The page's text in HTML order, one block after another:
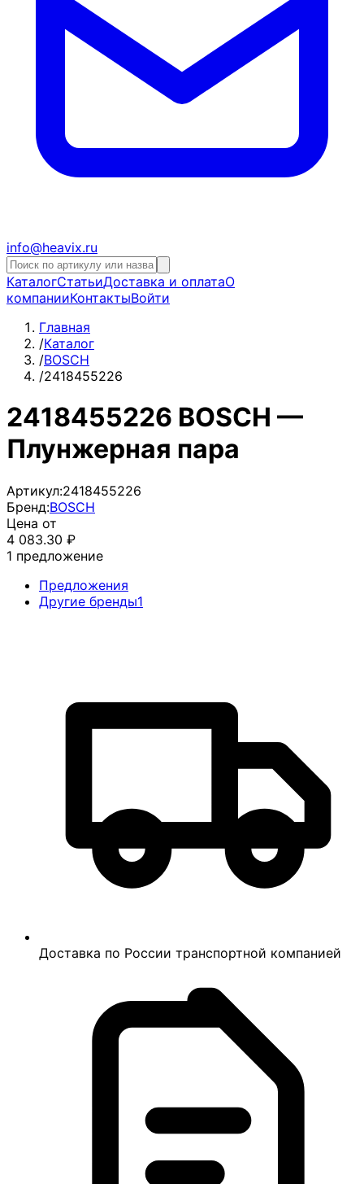
info@heavix.ru
КаталогСтатьиДоставка и оплатаО
компанииКонтактыВойти
Главная
/Каталог
/BOSCH
/2418455226
2418455226 BOSCH —
Плунжерная пара
Артикул:2418455226
Бренд:BOSCH
Цена от
4 083.30 ₽
1 предложение
Предложения
Другие бренды1
Доставка по России транспортной компанией